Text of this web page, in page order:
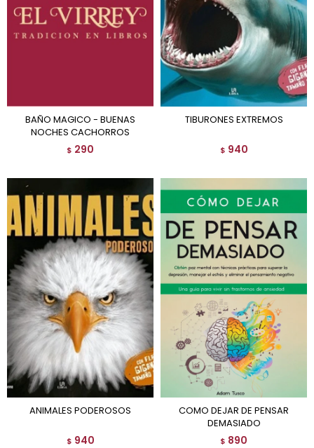
BAÑO MAGICO - BUENAS
NOCHES CACHORROS
$ 290
TIBURONES EXTREMOS
$ 940
ANIMALES PODEROSOS
$ 940
COMO DEJAR DE PENSAR
DEMASIADO
$ 890